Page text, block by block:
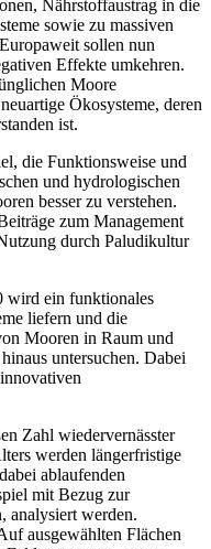
Nährstoffaustrag in die
sowie zu massiven
sollen nun
Effekte umkehren.
Moore
Ökosysteme, deren
ist.
die Funktionsweise und
und hydrologischen
besser zu verstehen.
zum Management
durch Paludikultur
wird ein funktionales
liefern und die
Mooren in Raum und
untersuchen. Dabei
Zahl wiedervernässter
werden längerfristige
ablaufenden
mit Bezug zur
analysiert werden.
ausgewählten Flächen